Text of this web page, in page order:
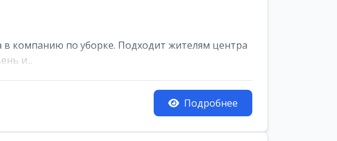
компанию по уборке. Подходит жителям центра
и...
Подробнее